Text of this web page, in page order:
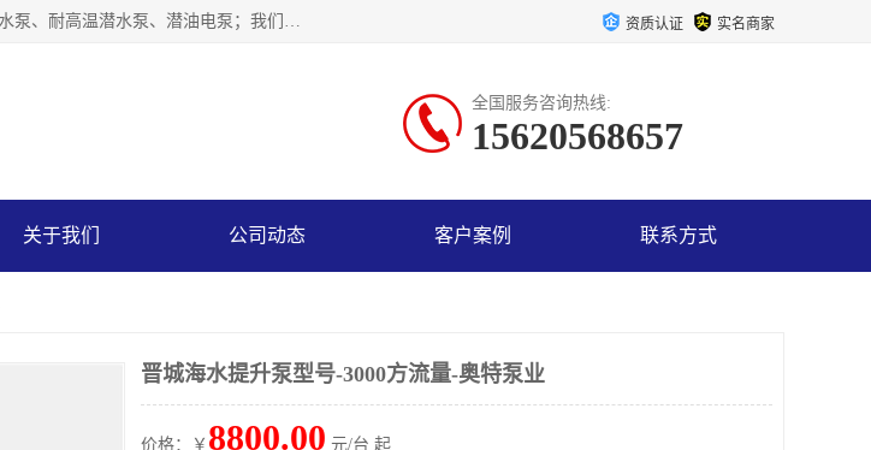
天津奥特泵业有限公司主要从事：不锈钢潜水泵、大流量潜水泵、高扬程潜水泵、矿用潜水泵、耐高温潜水泵、潜油电泵；我们以开发研制生产各种用途的水泵为主，历经十多年艰苦创业，已成为总资产达伍仟多万元，占地面积1万多平方米，年生产能力几百万（台）套，形成集设计研发、制造安装、技术服务于一体的现代规模型企业。 资质认证 实名商家
全国服务咨询热线:
15620568657
关于我们 公司动态 客户案例 联系方式
晋城海水提升泵型号-3000方流量-奥特泵业
价格：￥ 8800.00 元/台 起